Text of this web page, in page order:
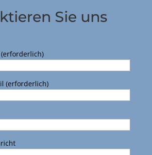
Sie uns
(erforderlich)